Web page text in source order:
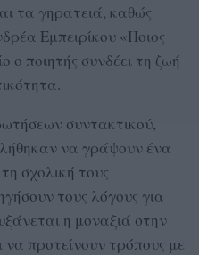
τα γηρατειά, καθώς
Εμπειρίκου «Ποιος
ο ποιητής συνδέει τη ζωή
συντακτικού,
να γράψουν ένα
σχολική τους
τους λόγους για
η μοναξιά στην
να προτείνουν τρόπους με